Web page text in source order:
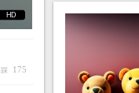
HD
踩 175